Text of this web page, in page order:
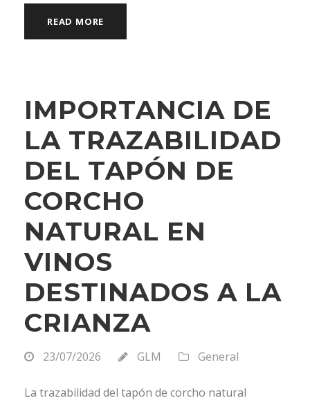
READ MORE
IMPORTANCIA DE
LA TRAZABILIDAD
DEL TAPÓN DE
CORCHO
NATURAL EN
VINOS
DESTINADOS A LA
CRIANZA
23/07/2026 GLM General
La trazabilidad del tapón de corcho natural